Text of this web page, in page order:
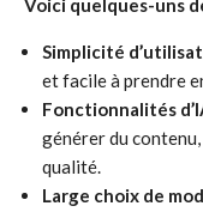
Voici quelques-uns
Simplicité
et facile à prendre
Fonctionnalités
générer du contenu,
qualité.
Large choix de